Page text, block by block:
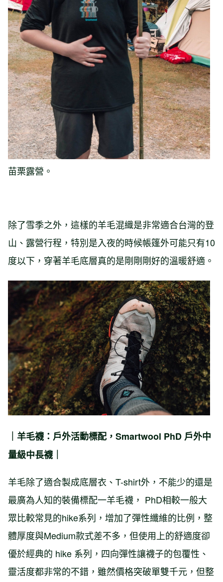
苗栗露營。
除了雪季之外，這樣的羊毛混織是非常適合台灣的登
山、露營行程，特別是入夜的時候帳篷外可能只有10
度以下，穿著羊毛底層真的是剛剛剛好的溫暖舒適。
｜羊毛襪：戶外活動標配，Smartwool PhD 戶外中
量級中長襪｜
羊毛除了適合製成底層衣、T-shirt外，不能少的還是
最廣為人知的裝備標配一羊毛襪， PhD相較一般大
眾比較常見的hike系列，增加了彈性纖維的比例，整
體厚度與Medium款式差不多，但使用上的舒適度卻
優於經典的 hike 系列，四向彈性讓襪子的包覆性、
靈活度都非常的不錯，雖然價格突破單雙千元，但整